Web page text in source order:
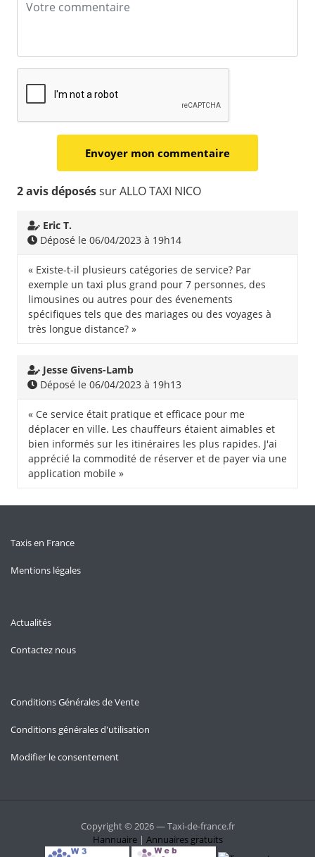
2 avis déposéssur ALLO TAXI NICO
Eric T.
Déposé le 06/04/2023 à 19h14
« Existe-t-il plusieurs catégories de service? Par
exemple un taxi plus grand pour 7 personnes, des
limousines ou autres pour des évenements
spécifiques tels que des mariages ou des voyages à
très longue distance? »
Jesse Givens-Lamb
Déposé le 06/04/2023 à 19h13
« Ce service était pratique et efficace pour me
déplacer en ville. Les chauffeurs étaient aimables et
bien informés sur les itinéraires les plus rapides. J'ai
apprécié la commodité de réserver et de payer via une
application mobile »
Taxis en France
Mentions légales
Actualités
Contactez nous
Conditions Générales de Vente
Conditions générales d'utilisation
Modifier le consentement
Copyright © 2026 — Taxi-de-france.fr
Hannuaire| Annuaires gratuits